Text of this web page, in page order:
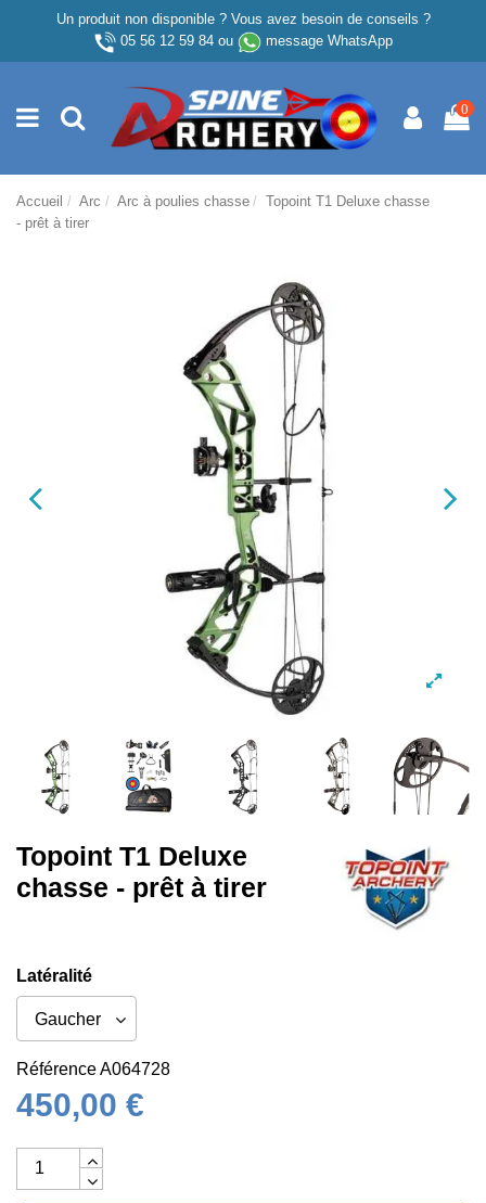
Un produit non disponible ? Vous avez besoin de conseils ?
05 56 12 59 84ou message WhatsApp
0
Accueil Arc Arc à poulies chasse
Topoint T1 Deluxe chasse
- prêt à tirer
Topoint T1 Deluxe
chasse - prêt à tirer
Latéralité
RéférenceA064728
450,00 €